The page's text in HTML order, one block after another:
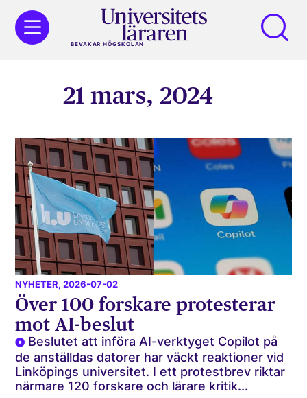
BEVAKAR HÖGSKOLAN
21 mars, 2024
NYHETER, 2026-07-02
Över 100 forskare protesterar
mot AI-beslut
Beslutet att införa AI-verktyget Copilot på
de anställdas datorer har väckt reaktioner vid
Linköpings universitet. I ett protestbrev riktar
närmare 120 forskare och lärare kritik...